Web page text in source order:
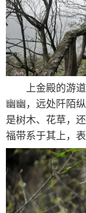
凤的美好愿望。
不辞辛劳，带上
福气，也是为了